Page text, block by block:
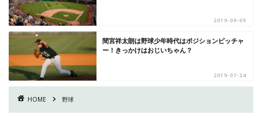
2019-09-09
間宮祥太朗は野球少年時代はポジションピッチャ
ー！きっかけはおじいちゃん？
2019-07-24
HOME 野球